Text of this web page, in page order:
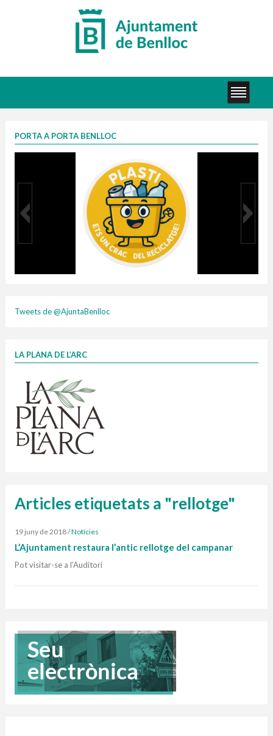
PORTA A PORTA BENLLOC
1 contenidors intel·ligents
Finançat per la Unió Europea – NextGenerationEU
Tweets de @AjuntaBenlloc
LA PLANA DE L’ARC
Articles etiquetats a "rellotge"
19 juny de 2018/Notícies
L’Ajuntament restaura l’antic rellotge del campanar
Pot visitar-se a l’Auditori